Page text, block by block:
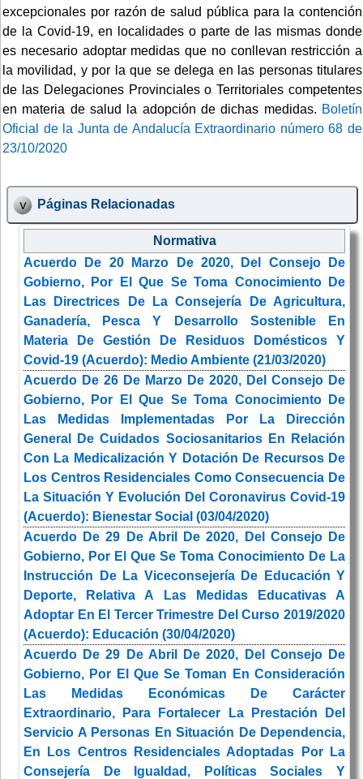
excepcionales por razón de salud pública para la contención
de la Covid-19, en localidades o parte de las mismas donde
es necesario adoptar medidas que no conllevan restricción a
la movilidad, y por la que se delega en las personas titulares
de las Delegaciones Provinciales o Territoriales competentes
en materia de salud la adopción de dichas medidas. Boletín
Oficial de la Junta de Andalucía Extraordinario número 68 de
23/10/2020
Páginas Relacionadas
Normativa
Acuerdo De 20 Marzo De 2020, Del Consejo De
Gobierno, Por El Que Se Toma Conocimiento De
Las Directrices De La Consejería De Agricultura,
Ganadería, Pesca Y Desarrollo Sostenible En
Materia De Gestión De Residuos Domésticos Y
Covid-19 (Acuerdo): Medio Ambiente (21/03/2020)
Acuerdo De 26 De Marzo De 2020, Del Consejo De
Gobierno, Por El Que Se Toma Conocimiento De
Las Medidas Implementadas Por La Dirección
General De Cuidados Sociosanitarios En Relación
Con La Medicalización Y Dotación De Recursos De
Los Centros Residenciales Como Consecuencia De
La Situación Y Evolución Del Coronavirus Covid-19
(Acuerdo): Bienestar Social (03/04/2020)
Acuerdo De 29 De Abril De 2020, Del Consejo De
Gobierno, Por El Que Se Toma Conocimiento De La
Instrucción De La Viceconsejería De Educación Y
Deporte, Relativa A Las Medidas Educativas A
Adoptar En El Tercer Trimestre Del Curso 2019/2020
(Acuerdo): Educación (30/04/2020)
Acuerdo De 29 De Abril De 2020, Del Consejo De
Gobierno, Por El Que Se Toman En Consideración
Las Medidas Económicas De Carácter
Extraordinario, Para Fortalecer La Prestación Del
Servicio A Personas En Situación De Dependencia,
En Los Centros Residenciales Adoptadas Por La
Consejería De Igualdad, Políticas Sociales Y